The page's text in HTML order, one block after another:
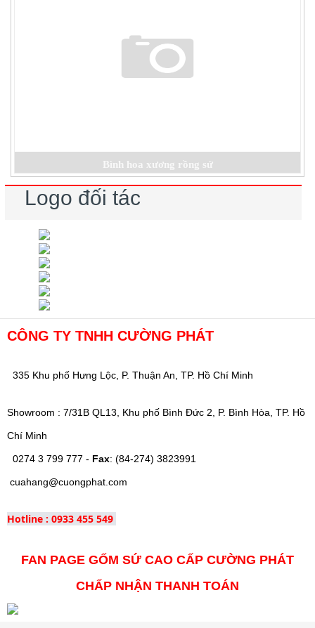
Bình hoa xương rồng sứ
Logo đối tác
CÔNG TY TNHH CƯỜNG PHÁT
335 Khu phố Hưng Lộc, P. Thuận An, TP. Hồ Chí Minh
Showroom : 7/31B QL13, Khu phố Bình Đức 2, P. Bình Hòa, TP. Hồ
Chí Minh
0274 3 799 777 - Fax: (84-274) 3823991
cuahang@cuongphat.com
Hotline : 0933 455 549
FAN PAGE GỐM SỨ CAO CẤP CƯỜNG PHÁT
CHẤP NHẬN THANH TOÁN